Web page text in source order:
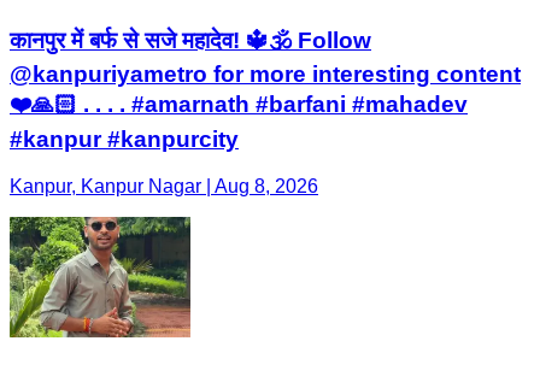
कानपुर में बर्फ से सजे महादेव! 🔱🕉 Follow
@kanpuriyametro for more interesting content
❤️🙏🏻 . . . . #amarnath #barfani #mahadev
#kanpur #kanpurcity
Kanpur, Kanpur Nagar | Aug 8, 2026